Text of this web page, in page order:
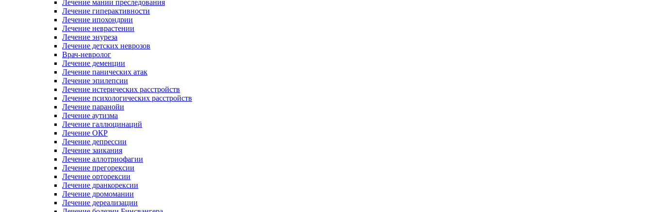
Лечение мании преследования
Лечение гиперактивности
Лечение ипохондрии
Лечение неврастении
Лечение энуреза
Лечение детских неврозов
Врач-невролог
Лечение деменции
Лечение панических атак
Лечение эпилепсии
Лечение истерических расстройств
Лечение психологических расстройств
Лечение паранойи
Лечение аутизма
Лечение галлюцинаций
Лечение ОКР
Лечение депрессии
Лечение заикания
Лечение аллотриофагии
Лечение прегорексии
Лечение орторексии
Лечение дранкорексии
Лечение дромомании
Лечение дереализации